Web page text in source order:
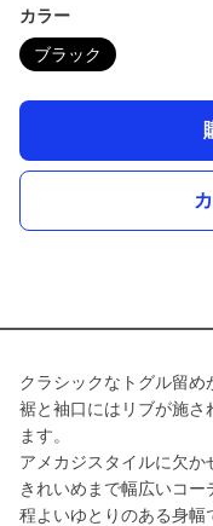
カラー
ブラック
クラシックなトグル留め
裾と袖口にはリブが施さ
ます。
アメカジスタイルに欠か
きれいめまで幅広いコー
程よいゆとりのある身幅